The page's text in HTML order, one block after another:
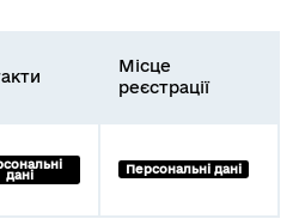
Місце
реєстрації
дані Персональні дані